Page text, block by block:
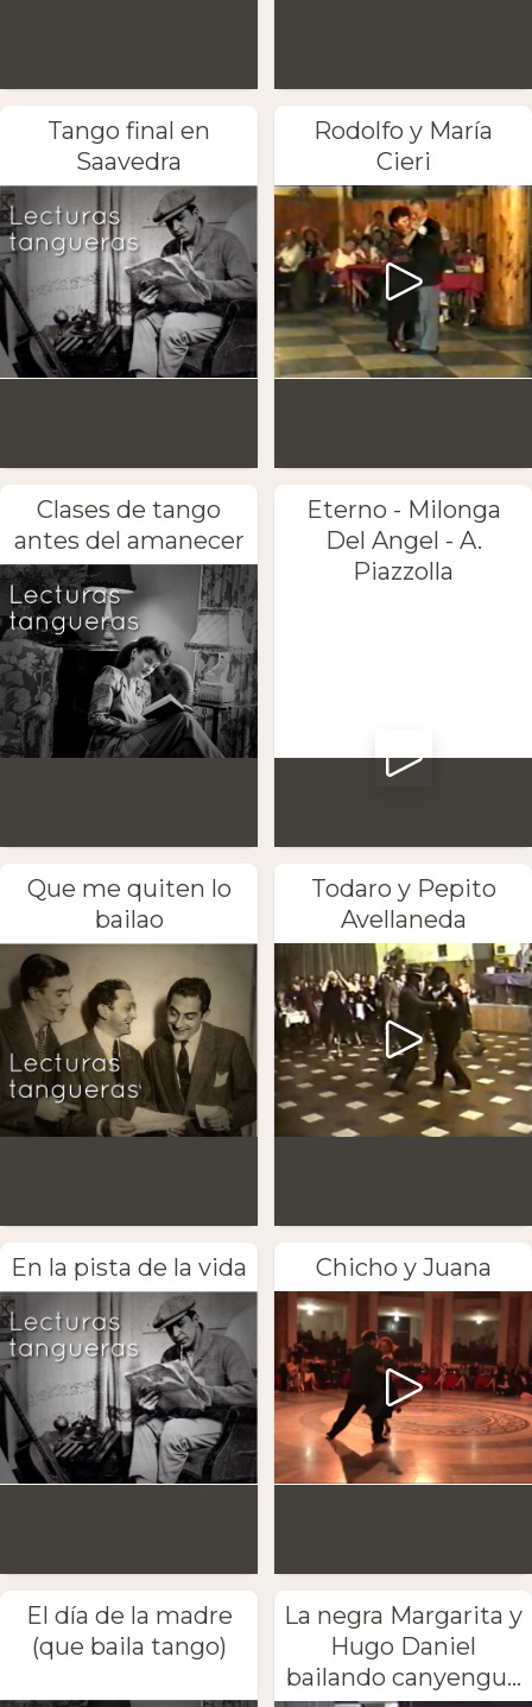
Tango final en
Saavedra
Rodolfo y María
Cieri
Clases de tango
antes del amanecer
Eterno - Milonga
Del Angel - A.
Piazzolla
Que me quiten lo
bailao
Todaro y Pepito
Avellaneda
En la pista de la vida Chicho y Juana
El día de la madre
(que baila tango)
La negra Margarita y
Hugo Daniel
bailando canyengu...